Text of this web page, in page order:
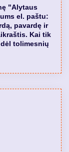
"Alytaus
el. paštu:
pavardę ir
Kai tik
tolimesnių